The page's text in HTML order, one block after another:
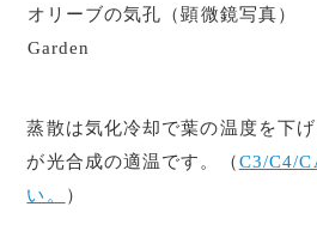
オリーブの気孔（顕微鏡写真
Garden
蒸散は気化冷却で葉の温度を下
が光合成の適温です。（C3/C4/
い。
）